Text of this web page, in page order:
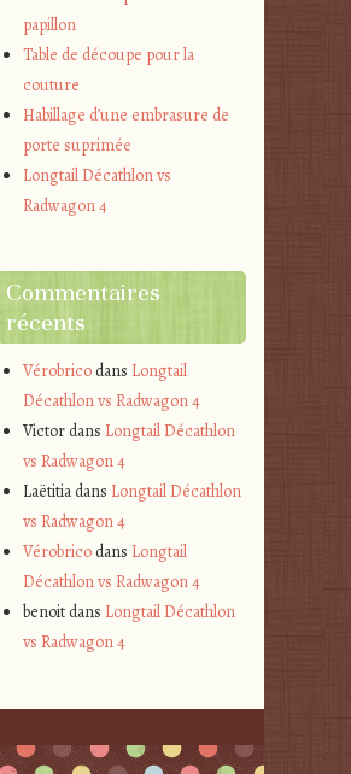
papillon
Table de découpe pour la
couture
Habillage d’une embrasure de
porte suprimée
Longtail Décathlon vs
Radwagon 4
Commentaires
récents
Vérobricodans Longtail
Décathlon vs Radwagon 4
Victordans Longtail Décathlon
vs Radwagon 4
Laëtitiadans Longtail Décathlon
vs Radwagon 4
Vérobricodans Longtail
Décathlon vs Radwagon 4
benoitdans Longtail Décathlon
vs Radwagon 4